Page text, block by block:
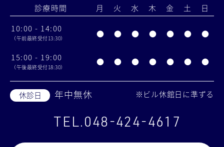
診療時間 月 火 水 木 金 土
日
10:00 - 14:00
（午前最終受付13:30） ● ● ● ● ● ● ●
15:00 - 19:00
（午後最終受付18:30）
● ● ● ● ● ● ●
休診日 年中無休 ※ビル休館日に準ずる
TEL.048-424-4617